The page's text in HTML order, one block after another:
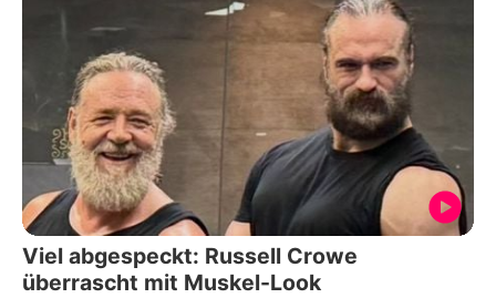
Viel abgespeckt: Russell Crowe
überrascht mit Muskel-Look